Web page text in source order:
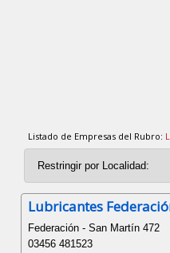
Listado de Empresas del Rubro:
Lubricantes
Federación - San Martín 472
03456 481523